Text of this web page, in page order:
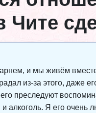
и мы живём
из-за этого, даже
преследуют
алкоголь. Я его очень